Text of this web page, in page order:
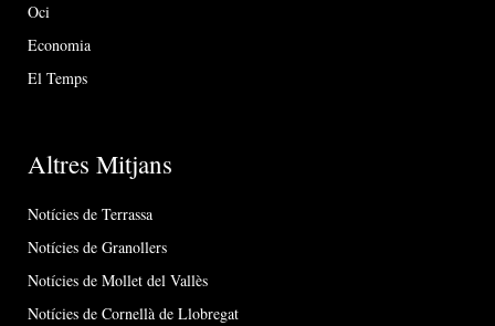
Oci
Economia
El Temps
Altres Mitjans
Notícies de Terrassa
Notícies de Granollers
Notícies de Mollet del Vallès
Notícies de Cornellà de Llobregat